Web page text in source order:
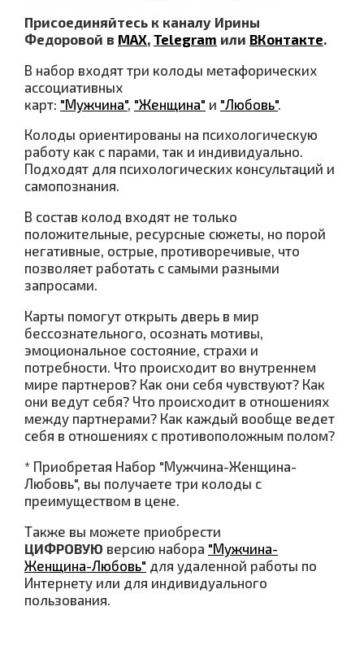
Присоединяйтесь к каналу Ирины
Федоровой в МАХ, Telegram или ВКонтакте.
В набор входят три колоды метафорических
ассоциативных
карт: "Мужчина", "Женщина" и "Любовь".
Колоды ориентированы на психологическую
работу как с парами, так и индивидуально.
Подходят для психологических консультаций и
самопознания.
В состав колод входят не только
положительные, ресурсные сюжеты, но порой
негативные, острые, противоречивые, что
позволяет работать с самыми разными
запросами.
Карты помогут открыть дверь в мир
бессознательного, осознать мотивы,
эмоциональное состояние, страхи и
потребности. Что происходит во внутреннем
мире партнеров? Как они себя чувствуют? Как
они ведут себя? Что происходит в отношениях
между партнерами? Как каждый вообще ведет
себя в отношениях с противоположным полом?
* Приобретая Набор "Мужчина-Женщина-
Любовь", вы получаете три колоды с
преимуществом в цене.
Также вы можете приобрести
ЦИФРОВУЮ версию набора "Мужчина-
Женщина-Любовь" для удаленной работы по
Интернету или для индивидуального
пользования.